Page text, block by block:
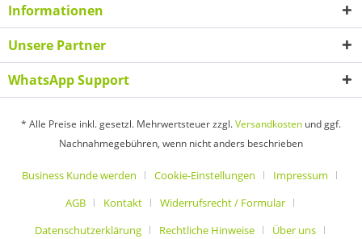
Informationen
Unsere Partner
WhatsApp Support
* Alle Preise inkl. gesetzl. Mehrwertsteuer zzgl.Versandkosten und ggf.
Nachnahmegebühren, wenn nicht anders beschrieben
Business Kunde werden Cookie-Einstellungen
Impressum
AGB
Kontakt
Widerrufsrecht / Formular
Datenschutzerklärung
Rechtliche Hinweise
Über uns